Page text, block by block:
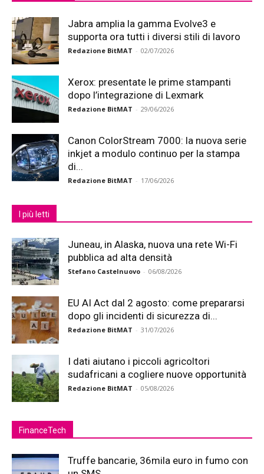
Jabra amplia la gamma Evolve3 e
supporta ora tutti i diversi stili di lavoro
Redazione BitMAT - 02/07/2026
Xerox: presentate le prime stampanti
dopo l’integrazione di Lexmark
Redazione BitMAT - 29/06/2026
Canon ColorStream 7000: la nuova serie
inkjet a modulo continuo per la stampa
di...
Redazione BitMAT - 17/06/2026
I più letti
Juneau, in Alaska, nuova una rete Wi-Fi
pubblica ad alta densità
Stefano Castelnuovo - 06/08/2026
EU AI Act dal 2 agosto: come prepararsi
dopo gli incidenti di sicurezza di...
Redazione BitMAT - 31/07/2026
I dati aiutano i piccoli agricoltori
sudafricani a cogliere nuove opportunità
Redazione BitMAT - 05/08/2026
FinanceTech
Truffe bancarie, 36mila euro in fumo con